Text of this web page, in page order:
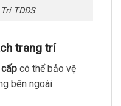
TDDS
trang trí
có thể bảo vệ
bên ngoài